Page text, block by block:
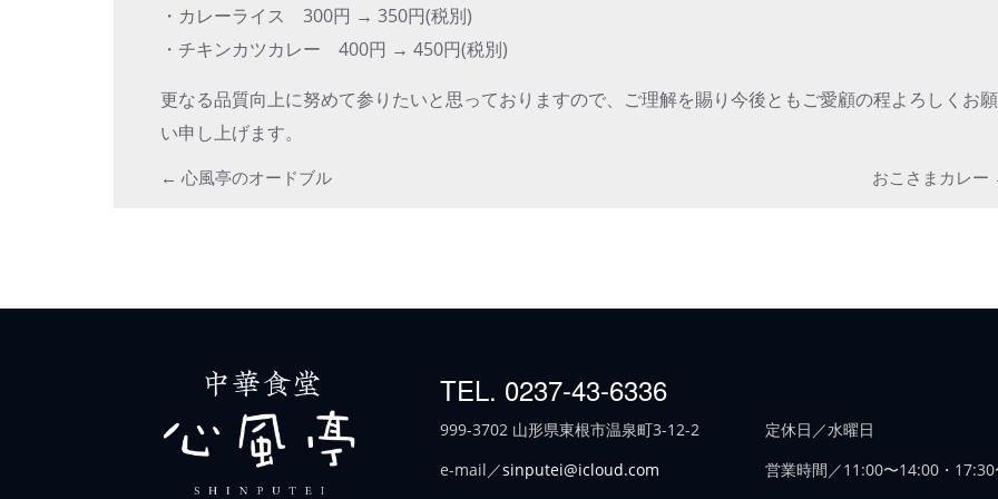
・カレーライス 300円 → 350円(税別)
・チキンカツカレー 400円 → 450円(税別)
更なる品質向上に努めて参りたいと思っておりますので、ご理解を賜り今後ともご愛顧の程よろしくお願
い申し上げます。
Post
← 心風亭のオードブル おこさまカレー
TEL. 0237-43-6336
999-3702 山形県東根市温泉町3-12-2
e-mail／sinputei@icloud.com
定休日／水曜日
営業時間／11:00〜14:00・